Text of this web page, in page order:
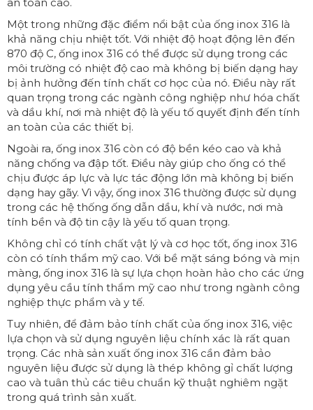
an toàn cao.
Một trong những đặc điểm nổi bật của ống inox 316 là
khả năng chịu nhiệt tốt. Với nhiệt độ hoạt động lên đến
870 độ C, ống inox 316 có thể được sử dụng trong các
môi trường có nhiệt độ cao mà không bị biến dạng hay
bị ảnh hưởng đến tính chất cơ học của nó. Điều này rất
quan trọng trong các ngành công nghiệp như hóa chất
và dầu khí, nơi mà nhiệt độ là yếu tố quyết định đến tính
an toàn của các thiết bị.
Ngoài ra, ống inox 316 còn có độ bền kéo cao và khả
năng chống va đập tốt. Điều này giúp cho ống có thể
chịu được áp lực và lực tác động lớn mà không bị biến
dạng hay gãy. Vì vậy, ống inox 316 thường được sử dụng
trong các hệ thống ống dẫn dầu, khí và nước, nơi mà
tính bền và độ tin cậy là yếu tố quan trọng.
Không chỉ có tính chất vật lý và cơ học tốt, ống inox 316
còn có tính thẩm mỹ cao. Với bề mặt sáng bóng và mịn
màng, ống inox 316 là sự lựa chọn hoàn hảo cho các ứng
dụng yêu cầu tính thẩm mỹ cao như trong ngành công
nghiệp thực phẩm và y tế.
Tuy nhiên, để đảm bảo tính chất của ống inox 316, việc
lựa chọn và sử dụng nguyên liệu chính xác là rất quan
trọng. Các nhà sản xuất ống inox 316 cần đảm bảo
nguyên liệu được sử dụng là thép không gỉ chất lượng
cao và tuân thủ các tiêu chuẩn kỹ thuật nghiêm ngặt
trong quá trình sản xuất.